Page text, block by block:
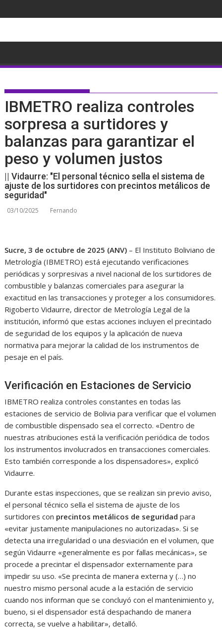
al
IBMETRO realiza controles
sorpresa a surtidores y
balanzas para garantizar el
peso y volumen justos
|| Vidaurre: "El personal técnico sella el sistema de
ajuste de los surtidores con precintos metálicos de
seguridad"
03/10/2025 Fernando
Sucre, 3 de octubre de 2025 (ANV) – El Instituto Boliviano de
Metrología (IBMETRO) está ejecutando verificaciones
periódicas y sorpresivas a nivel nacional de los surtidores de
combustible y balanzas comerciales para asegurar la
exactitud en las transacciones y proteger a los consumidores.
Rigoberto Vidaurre, director de Metrología Legal de la
institución, informó que estas acciones incluyen el precintado
de seguridad de los equipos y la aplicación de nueva
normativa para mejorar la calidad de los instrumentos de
pesaje en el país.
Verificación en Estaciones de Servicio
IBMETRO realiza controles constantes en todas las
estaciones de servicio de Bolivia para verificar que el volumen
de combustible dispensado sea el correcto. «Dentro de
nuestras atribuciones está la verificación periódica de todos
los instrumentos involucrados en transacciones comerciales.
Esto también corresponde a los dispensadores», explicó
Vidaurre.
Durante estas inspecciones, que se realizan sin previo aviso,
el personal técnico sella el sistema de ajuste de los
surtidores con precintos metálicos de seguridad para
«evitar justamente manipulaciones no autorizadas». Si se
detecta una irregularidad o una desviación en el volumen, que
según Vidaurre «generalmente es por fallas mecánicas», se
procede a precintar el dispensador externamente para
impedir su uso. «Se precinta de manera externa y (…) no
nuestro mismo personal acude a la estación de servicio
cuando nos informan que se concluyó con el mantenimiento y,
bueno, si el dispensador está despachando de manera
correcta, se vuelve a habilitar», detalló.